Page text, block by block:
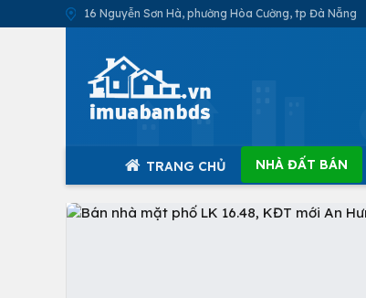
16 Nguyễn Sơn Hà, phường Hòa Cường, tp Đà Nẵng
TRANG CHỦ NHÀ ĐẤT BÁN